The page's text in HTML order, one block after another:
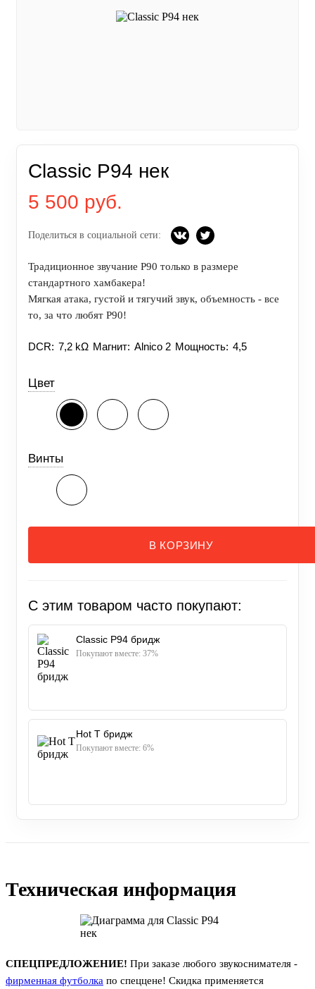
Classic P94 нек
5 500 руб.
Поделиться в социальной сети:
Традиционное звучание P90 только в размере
стандартного хамбакера!
Мягкая атака, густой и тягучий звук, объемность - все
то, за что любят P90!
DCR: 7,2 kΩ Магнит: Alnico 2 Мощность: 4,5
Цвет
Винты
В КОРЗИНУ
С этим товаром часто покупают:
Classic P94 бридж
Покупают вместе: 37%
Hot T бридж
Покупают вместе: 6%
Техническая информация
СПЕЦПРЕДЛОЖЕНИЕ! При заказе любого звукоснимателя -
фирменная футболка по спеццене! Скидка применяется